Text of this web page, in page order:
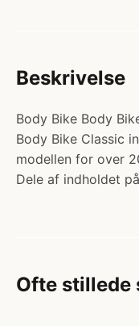
Beskrivelse
Body Bike Body
Body Bike Classic
modellen for over
Dele af indholdet
Ofte stillede